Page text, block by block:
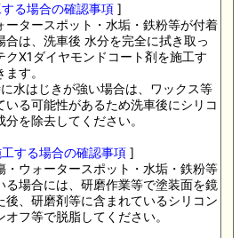
る場合の確認事項]
ータースポット・水垢・鉄粉等が付着
合は、洗車後 水分を完全に拭き取っ
クX1ダイヤモンドコート剤を施工す
す。
水はじきが強い場合は、ワックス等
いる可能性があるため洗車後にシリコ
分を除去してください。
する場合の確認事項]
・ウォータースポット・水垢・鉄粉等
る場合には、研磨作業等で塗装面を鏡
後、研磨剤等に含まれているシリコン
フ等で脱脂してください。